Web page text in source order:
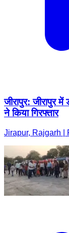
जीरापुर: जीरापुर
ने किया गिरफ्तार
Jirapur, Rajgarh |